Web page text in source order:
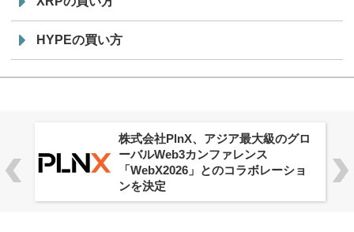
HYPEの買い方
株式会社PlnX、アジア最大級のグロ
ーバルWeb3カンファレンス
「WebX2026」とのコラボレーショ
ンを決定